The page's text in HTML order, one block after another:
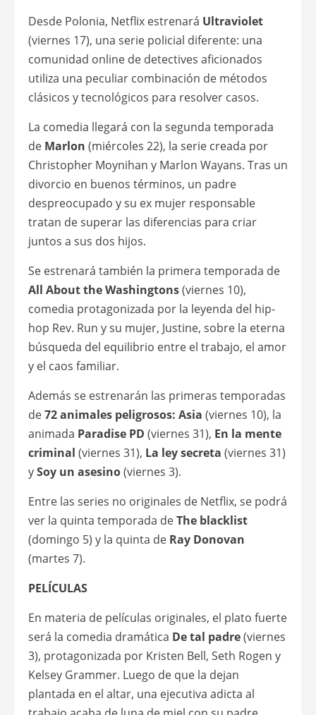
Desde Polonia, Netflix estrenará Ultraviolet
(viernes 17), una serie policial diferente: una
comunidad online de detectives aficionados
utiliza una peculiar combinación de métodos
clásicos y tecnológicos para resolver casos.
La comedia llegará con la segunda temporada
de Marlon (miércoles 22), la serie creada por
Christopher Moynihan y Marlon Wayans. Tras un
divorcio en buenos términos, un padre
despreocupado y su ex mujer responsable
tratan de superar las diferencias para criar
juntos a sus dos hijos.
Se estrenará también la primera temporada de
All About the Washingtons(viernes 10),
comedia protagonizada por la leyenda del hip-
hop Rev. Run y su mujer, Justine, sobre la eterna
búsqueda del equilibrio entre el trabajo, el amor
y el caos familiar.
Además se estrenarán las primeras temporadas
de72 animales peligrosos: Asia (viernes 10), la
animada Paradise PD (viernes 31), En la mente
criminal (viernes 31), La ley secreta (viernes 31)
ySoy un asesino(viernes 3).
Entre las series no originales de Netflix, se podrá
ver la quinta temporada deThe blacklist
(domingo 5) y la quinta de Ray Donovan
(martes 7).
PELÍCULAS
En materia de películas originales, el plato fuerte
será la comedia dramática De tal padre(viernes
3), protagonizada por Kristen Bell, Seth Rogen y
Kelsey Grammer. Luego de que la dejan
plantada en el altar, una ejecutiva adicta al